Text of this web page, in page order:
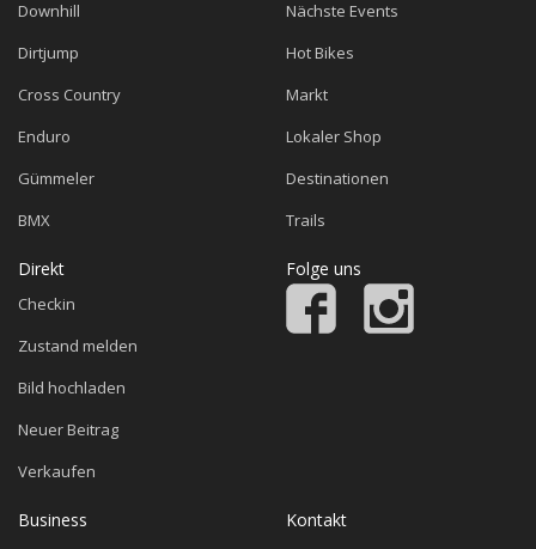
Downhill
Dirtjump
Cross Country
Enduro
Gümmeler
BMX
Nächste Events
Hot Bikes
Markt
Lokaler Shop
Destinationen
Trails
Direkt
Checkin
Zustand melden
Bild hochladen
Neuer Beitrag
Verkaufen
Folge uns
Business Kontakt